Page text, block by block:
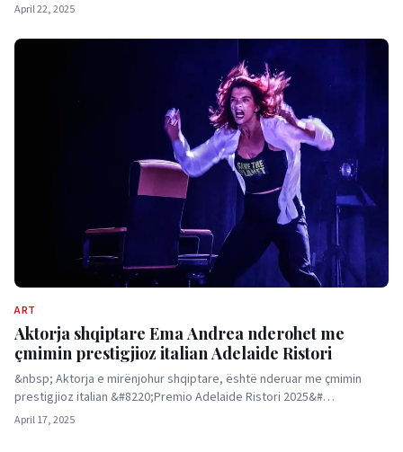
April 22, 2025
ART
Aktorja shqiptare Ema Andrea nderohet me
çmimin prestigjioz italian Adelaide Ristori
&nbsp; Aktorja e mirënjohur shqiptare, është nderuar me çmimin
prestigjioz italian &#8220;Premio Adelaide Ristori 2025&#…
April 17, 2025